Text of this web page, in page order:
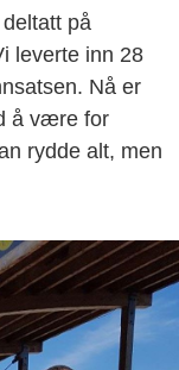
på
leverte inn 28
Nå er
å være for
rydde alt, men